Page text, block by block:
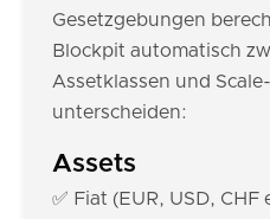
Gesetzgebungen
Blockpit automatisch
Assetklassen und
unterscheiden:
Assets
✅ Fiat (EUR, USD, CHF